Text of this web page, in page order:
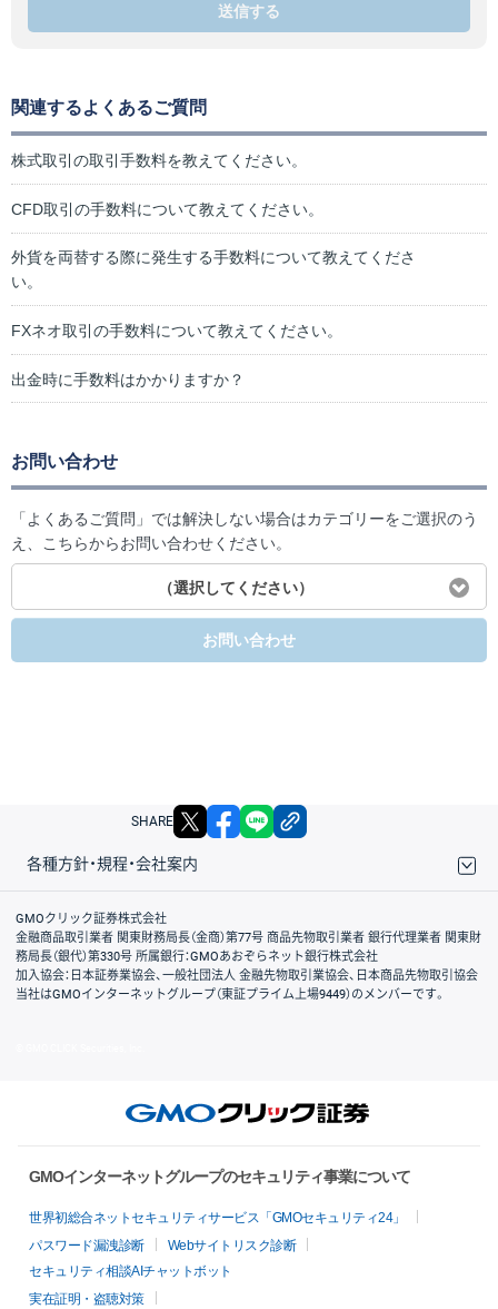
送信する
関連するよくあるご質問
株式取引の取引手数料を教えてください。
CFD取引の手数料について教えてください。
外貨を両替する際に発生する手数料について教えてくださ
い。
FXネオ取引の手数料について教えてください。
出金時に手数料はかかりますか？
お問い合わせ
「よくあるご質問」では解決しない場合はカテゴリーをご選択のう
え、こちらからお問い合わせください。
（選択してください）
お問い合わせ
SHARE X facebook
各種方針・規程・会社案内
取引規程・約款
サイトマップ
その他のご案内
個人情報保護方針
最良執行方針
サイトのご利用について
ディスクレイマー
信託保全
リスク説明
会社案内
GMOクリック証券株式会社
金融商品取引業者 関東財務局長（金商）第77号 商品先物取引業者 銀行代理業者 関東財
務局長（銀代）第330号 所属銀行：GMOあおぞらネット銀行株式会社
加入協会：日本証券業協会、一般社団法人 金融先物取引業協会、日本商品先物取引協会
当社はGMOインターネットグループ（東証プライム上場9449）のメンバーです。
GMOインターネットグループのセキュリティ事業について
世界初総合ネットセキュリティサービス「GMOセキュリティ24」
パスワード漏洩診断
Webサイトリスク診断
セキュリティ相談AIチャットボット
実在証明・盗聴対策